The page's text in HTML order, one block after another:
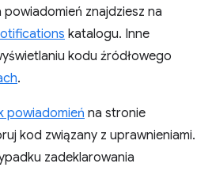
znajdziesz na
katalogu. Inne
kodu źródłowego
.
powiadomień na stronie
kod związany z uprawnieniami.
zadeklarowania